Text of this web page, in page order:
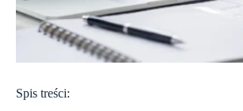
Spis treści: